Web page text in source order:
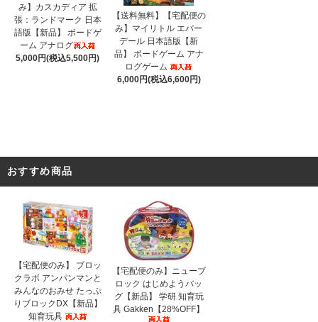
み】カスカディア 拡
張：ランドマーク 日本
語版【新品】 ボードゲ
ーム アナログ
5,000円(税込5,500円)
【送料無料】【宅配便の
み】マイリトル エバー
デール 日本語版【新
品】 ボードゲーム アナ
ログゲーム
6,000円(税込6,600円)
おすすめ商品
【宅配便のみ】 ブロッ
クラボ アンパンマンと
みんなのおみせ たっぷ
りブロックDX【新品】
知育玩具
【宅配便のみ】ニューブ
ロック はじめようバッ
グ【新品】 学研 知育玩
具 Gakken【28%OFF】